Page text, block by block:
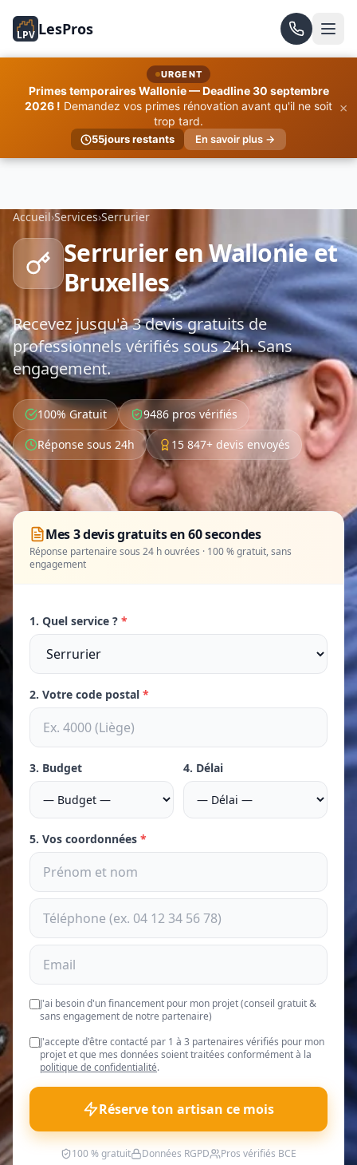
LPV LesPros
URGENT
Primes temporaires Wallonie — Deadline 30 septembre
2026 ! Demandez vos primes rénovation avant qu'il ne soit
trop tard.
55jours restants En savoir plus →
×
Accueil›Services›Serrurier
Serrurier en Wallonie et
Bruxelles
Recevez jusqu'à 3 devis gratuits de
professionnels vérifiés sous 24h. Sans
engagement.
100% Gratuit
9486 pros vérifiés
Réponse sous 24h
15 847+ devis envoyés
Mes 3 devis gratuits en 60 secondes
Réponse partenaire sous 24 h ouvrées · 100 % gratuit, sans
engagement
1. Quel service ? *
2. Votre code postal *
3. Budget 4. Délai
5. Vos coordonnées *
J'ai besoin d'un financement pour mon projet (conseil gratuit &
sans engagement de notre partenaire)
J'accepte d'être contacté par 1 à 3 partenaires vérifiés pour mon
projet et que mes données soient traitées conformément à la
politique de confidentialité.
Réserve ton artisan ce mois
100 % gratuit Données RGPD Pros vérifiés BCE